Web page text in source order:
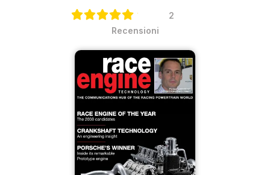
2
Recensioni